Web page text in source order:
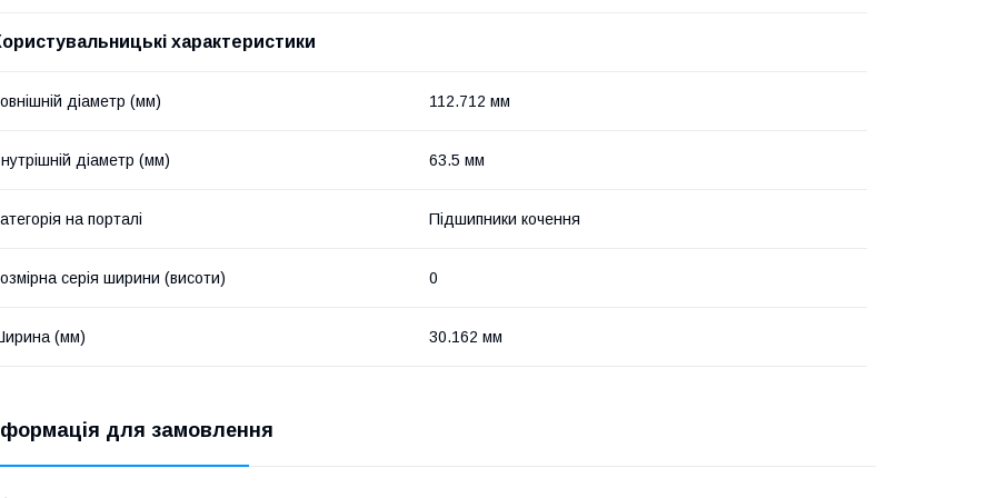
характеристики
діаметр (мм) 112.712 мм
діаметр (мм) 63.5 мм
на порталі Підшипники кочення
серія ширини (висоти) 0
(мм) 30.162 мм
для замовлення